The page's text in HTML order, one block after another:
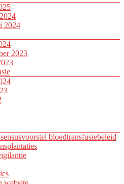
2024
2023
bloedtransfusiebeleid